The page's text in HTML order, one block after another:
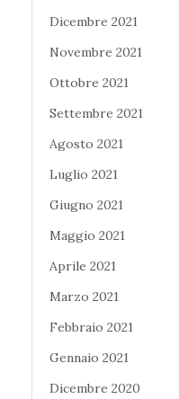
Dicembre 2021
Novembre 2021
Ottobre 2021
Settembre 2021
Agosto 2021
Luglio 2021
Giugno 2021
Maggio 2021
Aprile 2021
Marzo 2021
Febbraio 2021
Gennaio 2021
Dicembre 2020